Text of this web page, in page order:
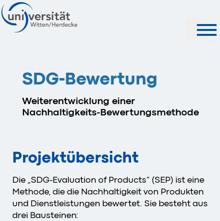
SDG-Bewertung
Weiterentwicklung einer
Nachhaltigkeits-Bewertungsmethode
Projektübersicht
Die „SDG-Evaluation of Products“ (SEP) ist eine
Methode, die die Nachhaltigkeit von Produkten
und Dienstleistungen bewertet. Sie besteht aus
drei Bausteinen: